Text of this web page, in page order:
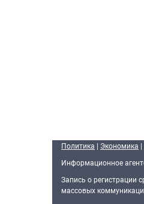
Политика | Экономика |
Информационное
Запись о регистрации
массовых